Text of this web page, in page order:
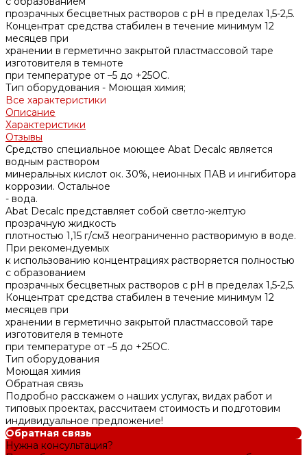
прозрачных бесцветных растворов с рН в пределах 1,5-2,5.
Концентрат средства стабилен в течение минимум 12
месяцев при
хранении в герметично закрытой пластмассовой таре
изготовителя в темноте
при температуре от –5 до +25ОС.
Тип оборудования - Моющая химия;
Все характеристики
Описание
Характеристики
Отзывы
Средство специальное моющее Abat Decalc является
водным раствором
минеральных кислот ок. 30%, неионных ПАВ и ингибитора
коррозии. Остальное
- вода.
Abat Decalc представляет собой светло-желтую
прозрачную жидкость
плотностью 1,15 г/см3 неограниченно растворимую в воде.
При рекомендуемых
к использованию концентрациях растворяется полностью
с образованием
прозрачных бесцветных растворов с рН в пределах 1,5-2,5.
Концентрат средства стабилен в течение минимум 12
месяцев при
хранении в герметично закрытой пластмассовой таре
изготовителя в темноте
при температуре от –5 до +25ОС.
Тип оборудования
Моющая химия
Обратная связь
Подробно расскажем о наших услугах, видах работ и
типовых проектах, рассчитаем стоимость и подготовим
индивидуальное предложение!
Обратная связь
Нужна консультация?